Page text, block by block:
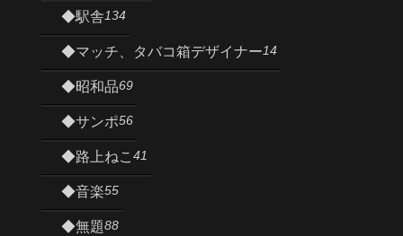
◆駅舎134
◆マッチ、タバコ箱デザイナー14
◆昭和品69
◆サンポ56
◆路上ねこ 41
◆音楽55
◆無題88